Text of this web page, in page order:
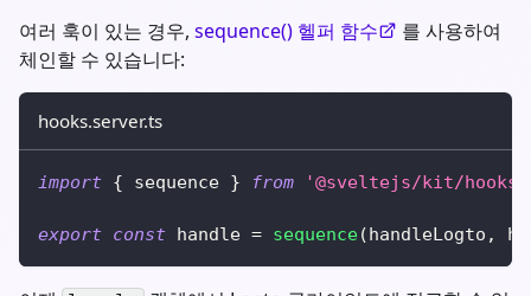
여러 훅이 있는 경우, sequence() 헬퍼 함수
를 사용하여
체인할 수 있습니다:
hooks.server.ts
import { sequence } from '@sveltejs/kit/hooks'
export const handle = sequence(handleLogto ,